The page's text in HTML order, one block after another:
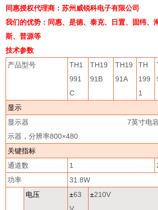
同惠授权代理商：苏州威锐科电子有限公司
我们的优势：同惠、是德、泰克、日置、固纬、
斯、普源等
技术参数
产品型号
TH1
991
C
TH19
91B
TH19
91A
TH
199
1
显示
显示器
7英寸电
示器，分辨率800×480
关键指标
通道数
1
功率
31.8W
电压 ±63
±210V